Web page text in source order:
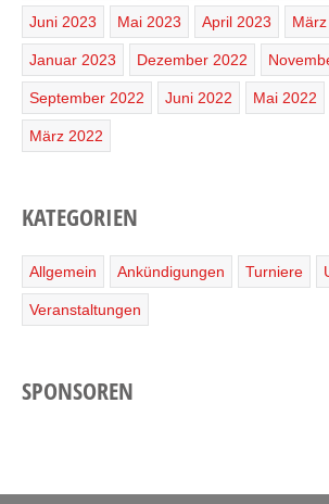
Juni 2023 Mai 2023 April 2023
Januar 2023 Dezember 2022
September 2022 Juni 2022 Mai 2022
März 2022
KATEGORIEN
Allgemein Ankündigungen Turniere
Veranstaltungen
SPONSOREN